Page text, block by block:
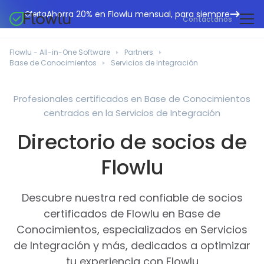
OfertaAhorra 20% en Flowlu mensual, para siempre
Contáctanos
Gestión de proyectos
Facturación en línea
Herramientas de colaboración
Gestión financiera
Proyectos ágiles
Base de conocimientos
Agencias de marketing
Departamentos de TI
Profesionales legales
Instituciones educativas
Empresas manufactureras
Pequeños negocios
Organizadores de eventos
Centro de ayuda
Blog Flowlu
Estudios de caso
Casos prácticos
Herramientas gratuitas
Português
Flowlu - All-in-One Software
Partners
Base de Conocimientos
Servicios de Integración
Profesionales certificados en Base de Conocimientos
centrados en la Servicios de Integración
Directorio de socios de
Flowlu
Descubre nuestra red confiable de socios
certificados de Flowlu en Base de
Conocimientos, especializados en Servicios
de Integración y más, dedicados a optimizar